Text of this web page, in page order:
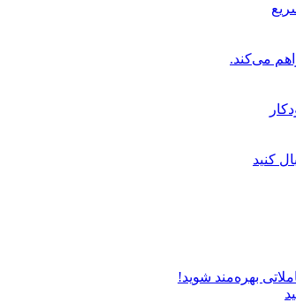
کنید
بهره‌مند شوید!